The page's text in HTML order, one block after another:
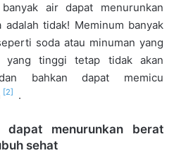
air dapat menurunkan
adalah tidak! Meminum banyak
soda atau minuman yang
yang tinggi tetap tidak akan
bahkan dapat memicu
[2] .
menurunkan berat
sehat